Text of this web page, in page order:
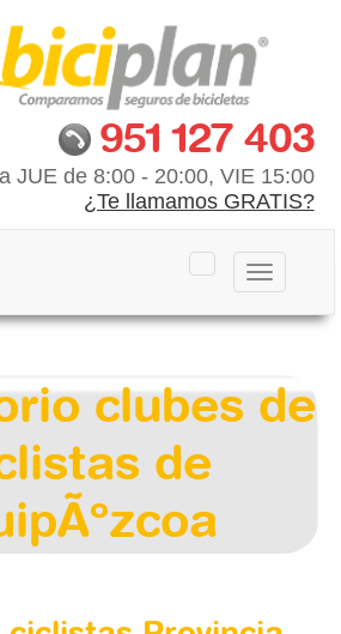
951 127 403
JUE de 8:00 - 20:00, VIE 15:00
¿Te llamamos GRATIS?
Toggle
navigation
clubes de
de